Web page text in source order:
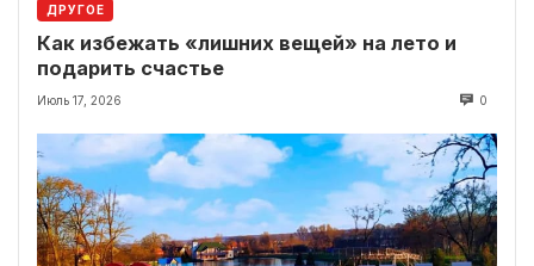
ДРУГОЕ
Как избежать «лишних вещей» на лето и
подарить счастье
Июль 17, 2026 0